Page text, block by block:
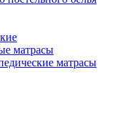
матрасы
матрасы